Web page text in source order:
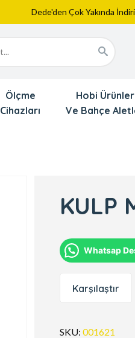
Web Sitemiz
Yeni Eklenen Ürünlerimizi
Ölçme
Cihazları
Hobi
Ve Bahçe
KULP
Whatsap
Karşılaştır
SKU:001621